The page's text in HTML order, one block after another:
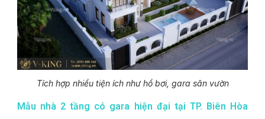
Tích hợp nhiều tiện ích như hồ bơi, gara sân vườn
Mẫu nhà 2 tầng có gara hiện đại tại TP. Biên Hòa